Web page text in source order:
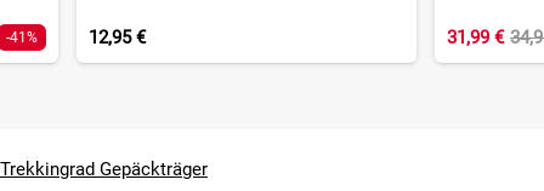
-41% 12,95 € 31,99 €
Trekkingrad Gepäckträger